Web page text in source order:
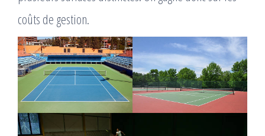
coûts de gestion.